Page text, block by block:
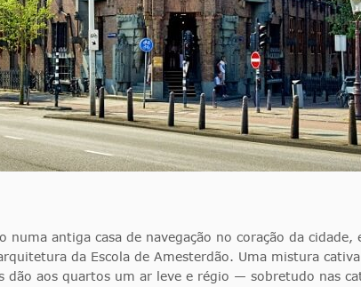
numa antiga casa de navegação no coração da
da Escola de Amesterdão. Uma mistura
aos quartos um ar leve e régio — sobretudo nas